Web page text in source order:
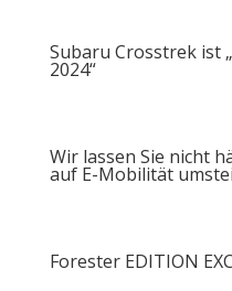
Subaru Crosstrek ist
2024“
Wir lassen Sie nicht
auf E-Mobilität
Forester EDITION